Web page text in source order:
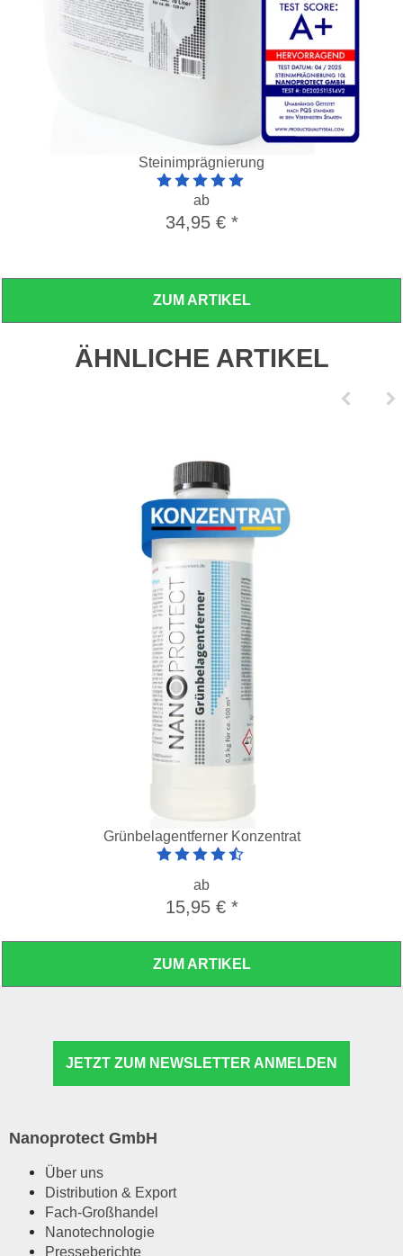
Steinimprägnierung
Artikelbewertung: 5 von 5 Sterne
ab
34,95 € *
ZUM ARTIKEL
ÄHNLICHE ARTIKEL
Grünbelagentferner Konzentrat
Artikelbewertung: 4.5 von 5 Sterne
ab
15,95 € *
ZUM ARTIKEL
JETZT ZUM NEWSLETTER ANMELDEN
Nanoprotect GmbH
Über uns
Distribution & Export
Fach-Großhandel
Nanotechnologie
Presseberichte